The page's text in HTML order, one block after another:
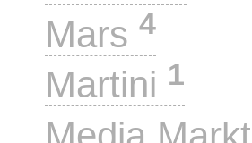
Mars 4
Martini 1